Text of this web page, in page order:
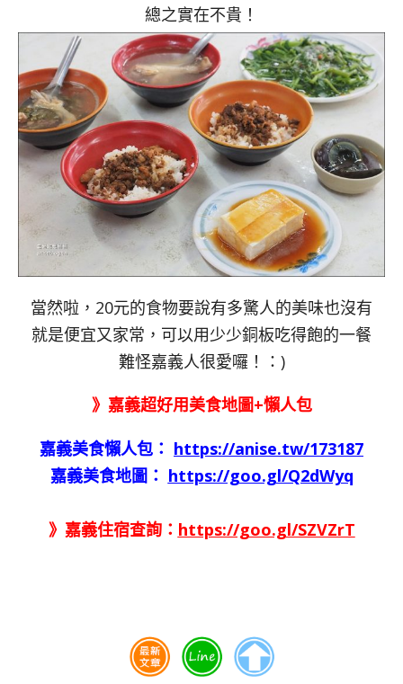
總之實在不貴！
當然啦，20元的食物要說有多驚人的美味也沒有
就是便宜又家常，可以用少少銅板吃得飽的一餐
難怪嘉義人很愛囉！：)
》嘉義超好用美食地圖+懶人包
嘉義美食懶人包： https://anise.tw/173187
嘉義美食地圖： https://goo.gl/Q2dWyq
》嘉義住宿查詢： https://goo.gl/SZVZrT